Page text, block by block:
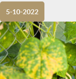
5-10-2022